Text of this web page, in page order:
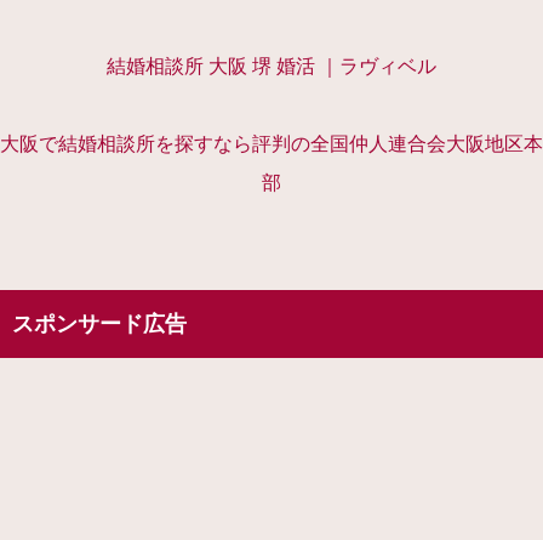
結婚相談所 大阪 堺 婚活 ｜ラヴィベル
大阪で結婚相談所を探すなら評判の全国仲人連合会大阪地区本
部
スポンサード広告